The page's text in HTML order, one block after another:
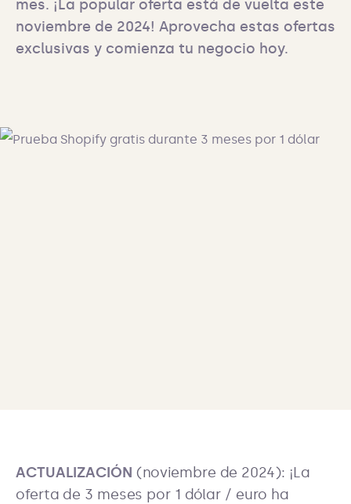
mes. ¡La popular oferta está de vuelta este
noviembre de 2024! Aprovecha estas ofertas
ACTUALIZACIÓN (noviembre de 2024): ¡La
oferta de 3 meses por 1 dólar / euro ha